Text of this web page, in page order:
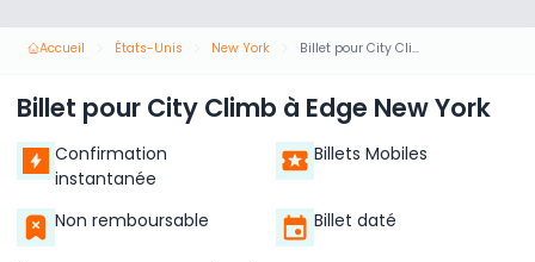
Accueil États-Unis New York Billet pour City Climb à Edge New York
Billet pour City Climb à Edge New York
Confirmation
instantanée
Billets Mobiles
Non remboursable Billet daté